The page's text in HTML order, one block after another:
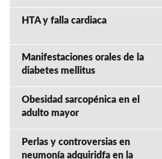
HTA y falla cardiaca
Manifestaciones orales de la
diabetes mellitus
Obesidad sarcopénica en el
adulto mayor
Perlas y controversias en
neumonía adquiridfa en la